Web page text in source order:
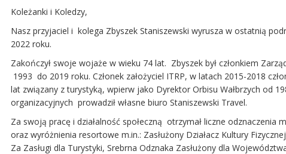
Koleżanki i Koledzy,
Nasz przyjaciel i kolega Zbyszek Staniszewski wyrusza w ostatnią
2022 roku.
Zakończył swoje wojaże w wieku 74 lat. Zbyszek był członkiem
1993 do 2019 roku. Członek założyciel ITRP, w latach 2015-2018
lat związany z turystyką, wpierw jako Dyrektor Orbisu Wałbrzych od
organizacyjnych prowadził własne biuro Staniszewski Travel.
Za swoją pracę i działalność społeczną otrzymał liczne odznaczenia
oraz wyróżnienia resortowe m.in.: Zasłużony Działacz Kultury
Za Zasługi dla Turystyki, Srebrna Odznaka Zasłużony dla